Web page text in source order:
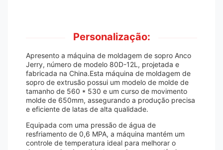
Personalização:
Apresento a máquina de moldagem de sopro Anco
Jerry, número de modelo 80D-12L, projetada e
fabricada na China.Esta máquina de moldagem de
sopro de extrusão possui um modelo de molde de
tamanho de 560 * 530 e um curso de movimento
molde de 650mm, assegurando a produção precisa
e eficiente de latas de alta qualidade.
Equipada com uma pressão de água de
resfriamento de 0,6 MPA, a máquina mantém um
controle de temperatura ideal para melhorar o